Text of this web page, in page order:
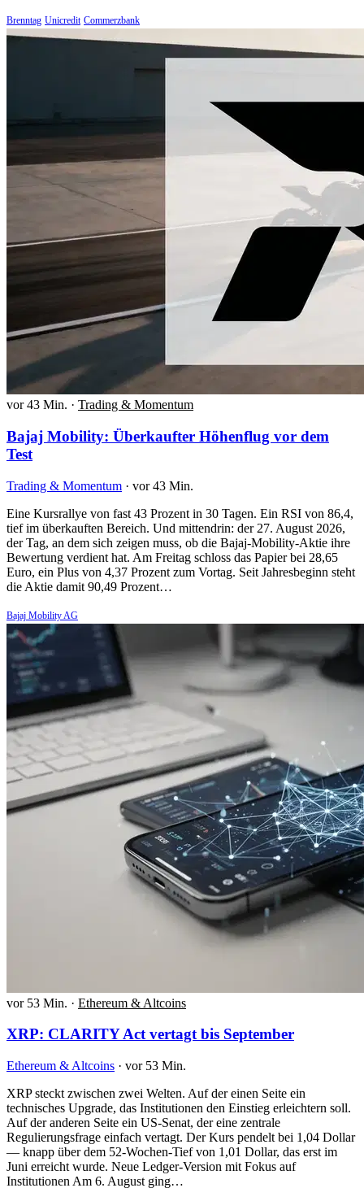
Brenntag Unicredit Commerzbank
vor 43 Min. · Trading & Momentum
Bajaj Mobility: Überkaufter Höhenflug vor dem
Test
Trading & Momentum · vor 43 Min.
Eine Kursrallye von fast 43 Prozent in 30 Tagen. Ein RSI von 86,4,
tief im überkauften Bereich. Und mittendrin: der 27. August 2026,
der Tag, an dem sich zeigen muss, ob die Bajaj-Mobility-Aktie ihre
Bewertung verdient hat. Am Freitag schloss das Papier bei 28,65
Euro, ein Plus von 4,37 Prozent zum Vortag. Seit Jahresbeginn steht
die Aktie damit 90,49 Prozent…
Bajaj Mobility AG
vor 53 Min. · Ethereum & Altcoins
XRP: CLARITY Act vertagt bis September
Ethereum & Altcoins · vor 53 Min.
XRP steckt zwischen zwei Welten. Auf der einen Seite ein
technisches Upgrade, das Institutionen den Einstieg erleichtern soll.
Auf der anderen Seite ein US-Senat, der eine zentrale
Regulierungsfrage einfach vertagt. Der Kurs pendelt bei 1,04 Dollar
— knapp über dem 52-Wochen-Tief von 1,01 Dollar, das erst im
Juni erreicht wurde. Neue Ledger-Version mit Fokus auf
Institutionen Am 6. August ging…